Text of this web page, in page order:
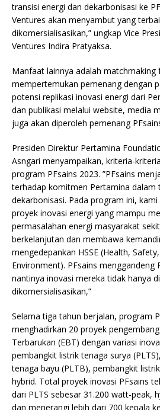
transisi energi dan dekarbonisasi ke
Ventures akan menyambut yang
dikomersialisasikan,” ungkap Vice
Ventures Indira Pratyaksa.
Manfaat lainnya adalah matchmaking
mempertemukan pemenang dengan
potensi replikasi inovasi energi dari
dan publikasi melalui website, media
juga akan diperoleh pemenang
Presiden Direktur Pertamina
Asngari menyampaikan, kriteria-
program PFsains 2023. ”PFsains
terhadap komitmen Pertamina dalam
dekarbonisasi. Pada program ini,
proyek inovasi energi yang mampu
permasalahan energi masyarakat
berkelanjutan dan membawa
mengedepankan HSSE (Health,
Environment). PFsains menggandeng
nantinya inovasi mereka tidak hanya
dikomersialisasikan,”
Selama tiga tahun berjalan, program
menghadirkan 20 proyek
Terbarukan (EBT) dengan variasi
pembangkit listrik tenaga surya
tenaga bayu (PLTB), pembangkit
hybrid. Total proyek inovasi PFsains
dari PLTS sebesar 31.200 watt-peak,
dan menerangi lebih dari 700 kepala